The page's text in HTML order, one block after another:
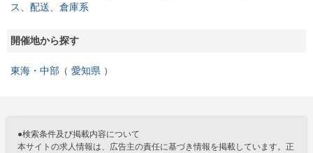
ス、配送、倉庫系
開催地から探す
東海・中部 愛知県
●検索条件及び掲載内容について
本サイトの求人情報は、広告主の責任に基づき情報を掲載しています。正